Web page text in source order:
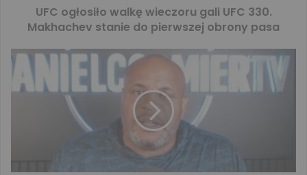
UFC ogłosiło walkę wieczoru gali UFC 330.
Makhachev stanie do pierwszej obrony pasa